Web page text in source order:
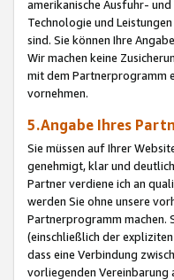
amerikanische Ausfuhr-
Technologie und
sind. Sie können Ihre
Wir machen keine
mit dem Partnerprogramm
vornehmen.
5.Angabe Ihres
Sie müssen auf Ihrer
genehmigt, klar und
Partner verdiene ich an
werden Sie ohne unsere
Partnerprogramm machen.
(einschließlich der
dass eine Verbindung
vorliegenden Vereinbarung